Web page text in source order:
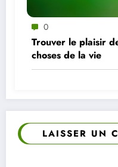
0
Trouver le plaisir
choses de la vie
LAISSER UN